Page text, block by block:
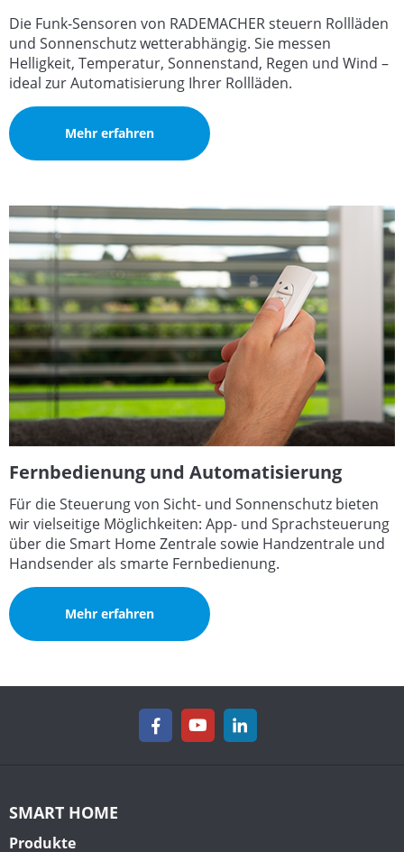
Die Funk-Sensoren von RADEMACHER steuern Rollläden
und Sonnenschutz wetterabhängig. Sie messen
Helligkeit, Temperatur, Sonnenstand, Regen und Wind –
ideal zur Automatisierung Ihrer Rollläden.
Mehr erfahren
Fernbedienung und Automatisierung
Für die Steuerung von Sicht- und Sonnenschutz bieten
wir vielseitige Möglichkeiten: App- und Sprachsteuerung
über die Smart Home Zentrale sowie Handzentrale und
Handsender als smarte Fernbedienung.
Mehr erfahren
SMART HOME
Produkte